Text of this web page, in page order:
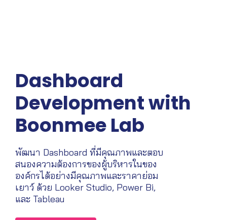
Dashboard
Development with
Boonmee Lab
พัฒนา Dashboard ที่มีคุณภาพและตอบ
สนองความต้องการของผู้บริหารในของ
องค์กรได้อย่างมีคุณภาพและราคาย่อม
เยาว์ ด้วย Looker Studio, Power Bi,
และ Tableau